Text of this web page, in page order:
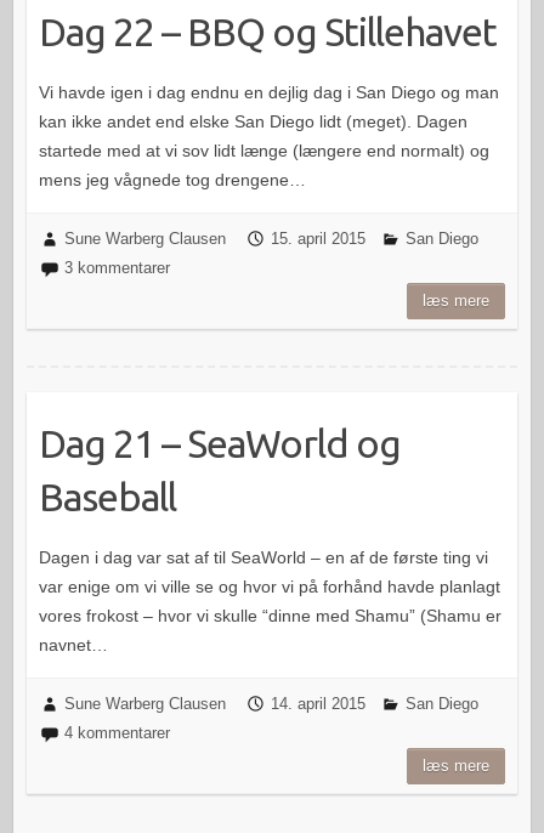
Dag 22 – BBQ og Stillehavet
Vi havde igen i dag endnu en dejlig dag i San Diego og man
kan ikke andet end elske San Diego lidt (meget). Dagen
startede med at vi sov lidt længe (længere end normalt) og
mens jeg vågnede tog drengene…
Sune Warberg Clausen 15. april 2015
San Diego
3 kommentarer
læs mere
Dag 21 – SeaWorld og
Baseball
Dagen i dag var sat af til SeaWorld – en af de første ting vi
var enige om vi ville se og hvor vi på forhånd havde planlagt
vores frokost – hvor vi skulle “dinne med Shamu” (Shamu er
navnet…
Sune Warberg Clausen 14. april 2015
San Diego
4 kommentarer
læs mere